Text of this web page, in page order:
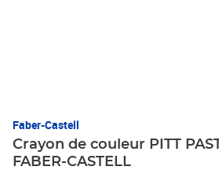
Faber-Castell
Crayon de couleur PITT
FABER-CASTELL